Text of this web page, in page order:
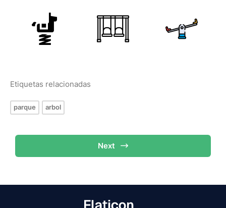
Etiquetas relacionadas
parque arbol
Next